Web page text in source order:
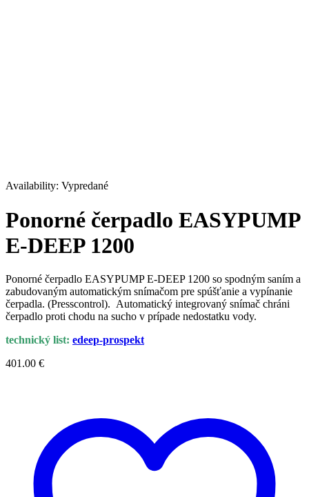
Availability: Vypredané
Ponorné čerpadlo EASYPUMP
E-DEEP 1200
Ponorné čerpadlo EASYPUMP E-DEEP 1200 so spodným saním a
zabudovaným automatickým snímačom pre spúšťanie a vypínanie
čerpadla. (Presscontrol). Automatický integrovaný snímač chráni
čerpadlo proti chodu na sucho v prípade nedostatku vody.
technický list: edeep-prospekt
401.00 €